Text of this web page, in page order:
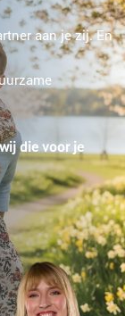
aan je zij. En
die voor je